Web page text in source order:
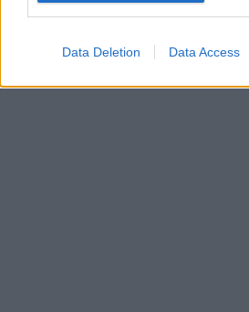
Data Deletion Data Access